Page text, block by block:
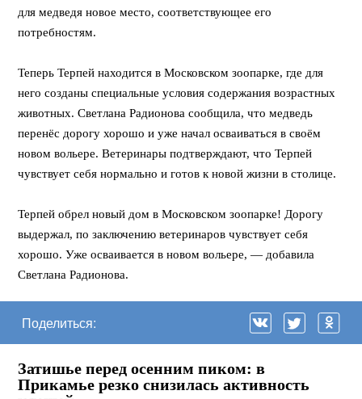
для медведя новое место, соответствующее его
потребностям.
Теперь Терпей находится в Московском зоопарке, где для
него созданы специальные условия содержания возрастных
животных. Светлана Радионова сообщила, что медведь
перенёс дорогу хорошо и уже начал осваиваться в своём
новом вольере. Ветеринары подтверждают, что Терпей
чувствует себя нормально и готов к новой жизни в столице.
Терпей обрел новый дом в Московском зоопарке! Дорогу
выдержал, по заключению ветеринаров чувствует себя
хорошо. Уже осваивается в новом вольере, — добавила
Светлана Радионова.
Поделиться:
Затишье перед осенним пиком: в
Прикамье резко снизилась активность